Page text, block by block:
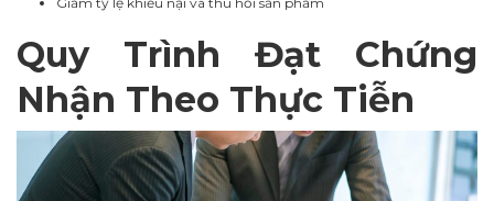
Quy Trình Đạt Chứng
Nhận Theo Thực Tiễn